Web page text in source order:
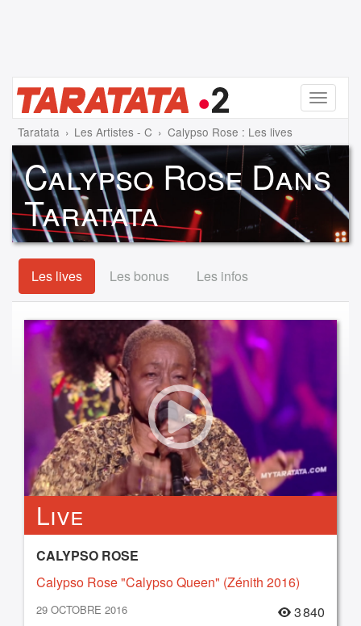
Menu
Taratata Les Artistes - C Calypso Rose : Les lives
Calypso Rose Dans
Taratata
Les lives Les bonus Les infos
Live
CALYPSO ROSE
Calypso Rose "Calypso Queen" (Zénith 2016)
29 OCTOBRE 2016 3 840